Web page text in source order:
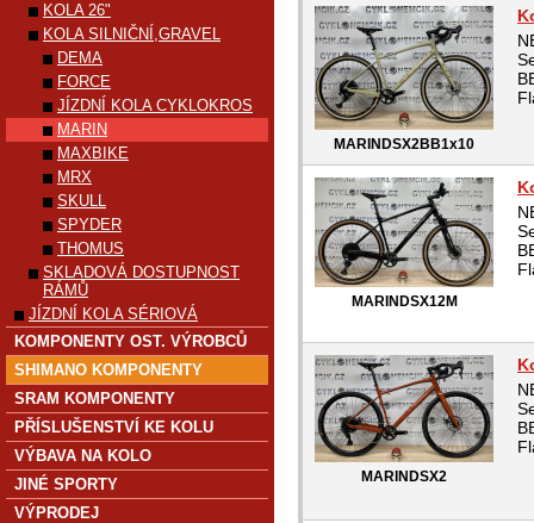
MARINDSX2BB1x10
MARINDSX12M
MARINDSX2
KOLA 26"
KOLA SILNIČNÍ,GRAVEL
DEMA
FORCE
JÍZDNÍ KOLA CYKLOKROS
MARIN
MAXBIKE
MRX
SKULL
SPYDER
THOMUS
SKLADOVÁ DOSTUPNOST
RÁMŮ
JÍZDNÍ KOLA SÉRIOVÁ
KOMPONENTY OST. VÝROBCŮ
SHIMANO KOMPONENTY
SRAM KOMPONENTY
PŘÍSLUŠENSTVÍ KE KOLU
VÝBAVA NA KOLO
JINÉ SPORTY
VÝPRODEJ